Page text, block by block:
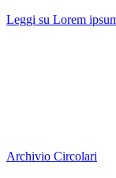
Leggi su Lorem
Archivio Circolari